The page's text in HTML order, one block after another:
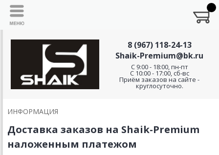
8 (967) 118-24-13
Shaik-Premium@bk.ru
C 9:00 - 18:00, пн-пт
С 10:00 - 17:00, сб-вс
Приём заказов на сайте -
круглосуточно.
ИНФОРМАЦИЯ
Доставка заказов на Shaik-Premium
наложенным платежом